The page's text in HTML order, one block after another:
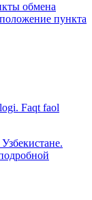
обмена
пункта
Faqt faol